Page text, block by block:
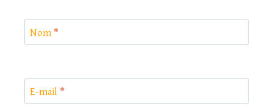
Nom *
E-mail *